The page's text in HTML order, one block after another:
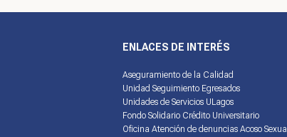
ENLACES DE INTERÉS
Aseguramiento de la Calidad
Unidad Seguimiento Egresados
Unidades de Servicios ULagos
Fondo Solidario Crédito Universitario
Oficina Atención de denuncias Acoso Sexual